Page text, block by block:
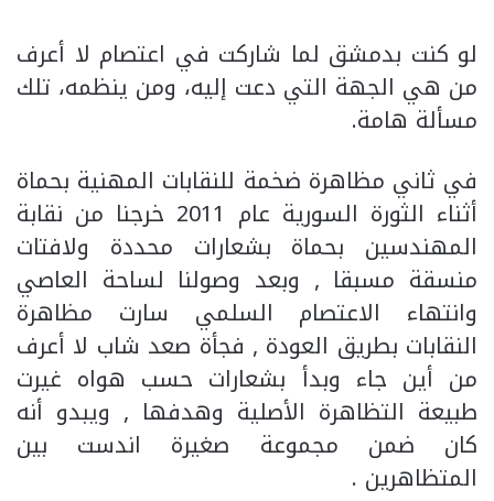
لو كنت بدمشق لما شاركت في اعتصام لا أعرف
من هي الجهة التي دعت إليه، ومن ينظمه، تلك
مسألة هامة.
في ثاني مظاهرة ضخمة للنقابات المهنية بحماة
أثناء الثورة السورية عام 2011 خرجنا من نقابة
المهندسين بحماة بشعارات محددة ولافتات
منسقة مسبقا , وبعد وصولنا لساحة العاصي
وانتهاء الاعتصام السلمي سارت مظاهرة
النقابات بطريق العودة , فجأة صعد شاب لا أعرف
من أين جاء وبدأ بشعارات حسب هواه غيرت
طبيعة التظاهرة الأصلية وهدفها , ويبدو أنه
كان ضمن مجموعة صغيرة اندست بين
المتظاهرين .